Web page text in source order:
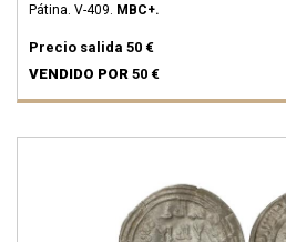
Pátina. V-409. MBC+.
Precio salida 50 €
VENDIDO POR 50 €